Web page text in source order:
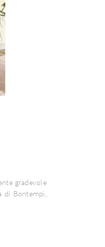
gradevole
di Bontempi,